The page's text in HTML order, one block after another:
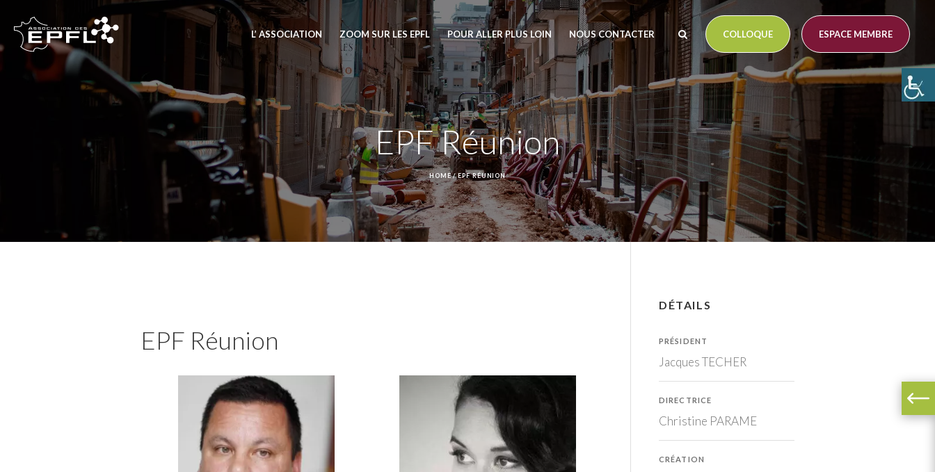
COLLOQUE ESPACE MEMBRE
L’ ASSOCIATION ZOOM SUR LES EPFL POUR ALLER PLUS LOIN NOUS CONTACTER
EPF Réunion
HOME /EPF RÉUNION
EPF Réunion
DÉTAILS
PRÉSIDENT
Jacques TECHER
DIRECTRICE
Christine PARAME
CRÉATION